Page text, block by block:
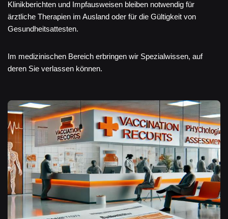
Klinikberichten und Impfausweisen bleiben notwendig für
ärztliche Therapien im Ausland oder für die Gültigkeit von
Gesundheitsattesten.
Im medizinischen Bereich erbringen wir Spezialwissen, auf
deren Sie verlassen können.